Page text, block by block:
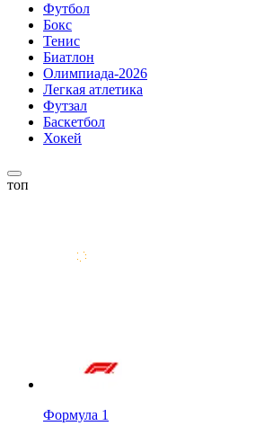
Футбол
Бокс
Тенис
Биатлон
Олимпиада-2026
Легкая атлетика
Футзал
Баскетбол
Хокей
топ
Формула 1